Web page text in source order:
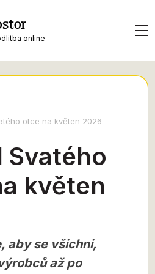
online
otce na květen 2026
Svatého
květen
aby se všichni,
až po